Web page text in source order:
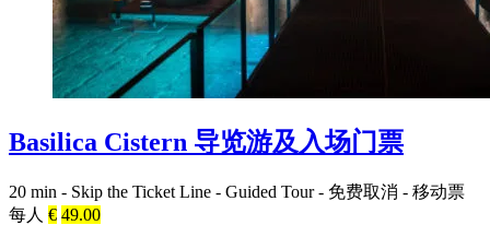
Basilica Cistern 导览游及入场门票
20 min - Skip the Ticket Line - Guided Tour - 免费取消 - 移动票
每人 € 49.00